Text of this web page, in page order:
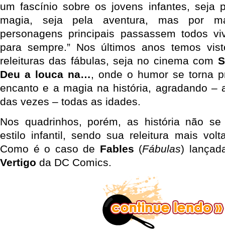
um fascínio sobre os jovens infantes, seja
magia, seja pela aventura, mas por
personagens principais passassem todos
para sempre.” Nos últimos anos temos
releituras das fábulas, seja no cinema com
Deu a louca na…, onde o humor se torna
encanto e a magia na história, agradando –
das vezes – todas as idades.
Nos quadrinhos, porém, as história não
estilo infantil, sendo sua releitura mais
Como é o caso de Fables (Fábulas)
Vertigo da DC Comics.